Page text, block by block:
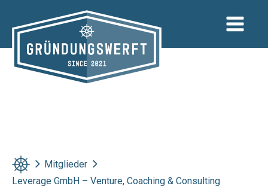
Inhalt
springen
Mitglieder
Leverage GmbH – Venture, Coaching & Consulting